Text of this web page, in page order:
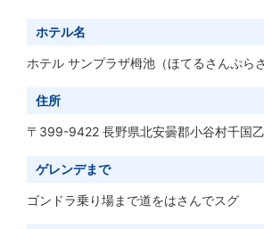
ホテル名
ホテル サンプラザ栂池 （ほてるさんぷら
住所
〒399-9422 長野県北安曇郡小谷村千国
ゲレンデまで
ゴンドラ乗り場まで道をはさんでスグ